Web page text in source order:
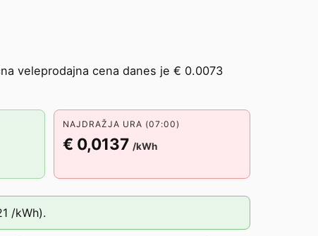
veleprodajna cena danes je € 0.0073
NAJDRAŽJA URA (07:00)
€ 0,0137 /kWh
/kWh).